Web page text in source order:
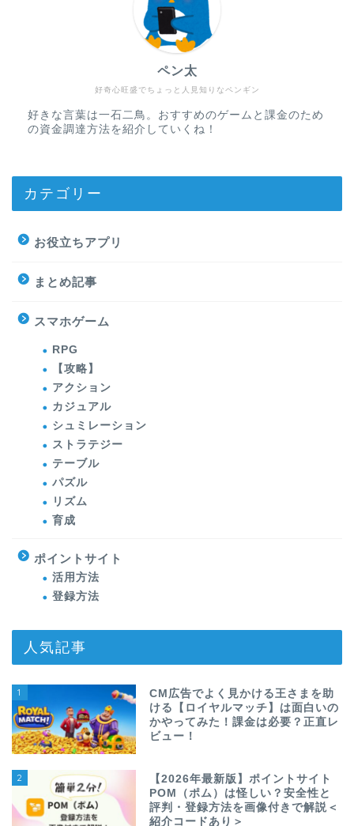
好奇心旺盛でちょっと人見知りなペンギン
ペン太
好きな言葉は一石二鳥。おすすめのゲームと課金のため
の資金調達方法を紹介していくね！
カテゴリー
お役立ちアプリ
まとめ記事
スマホゲーム
RPG
【攻略】
アクション
カジュアル
シュミレーション
ストラテジー
テーブル
パズル
リズム
育成
ポイントサイト
活用方法
登録方法
人気記事
1
CM広告でよく見かける王さまを助
ける【ロイヤルマッチ】は面白いの
かやってみた！課金は必要？正直レ
ビュー！
2
【2026年最新版】ポイントサイト
POM（ポム）は怪しい？安全性と
評判・登録方法を画像付きで解説＜
紹介コードあり＞